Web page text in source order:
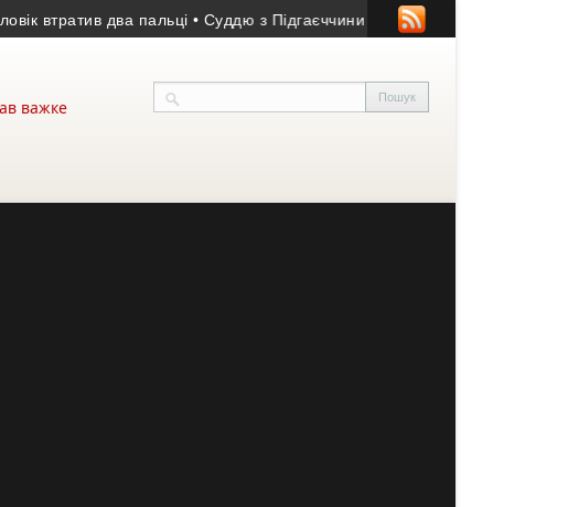
два пальці • Суддю з Підгаєччини після смертельної ДТП
важке